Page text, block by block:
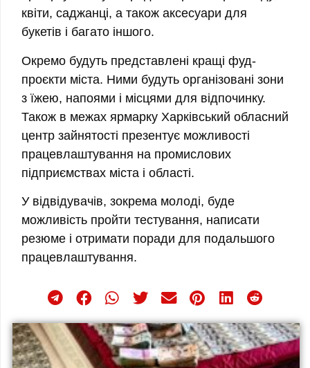
квіти, саджанці, а також аксесуари для
букетів і багато іншого.
Окремо будуть представлені кращі фуд-
проєкти міста. Ними будуть організовані зони
з їжею, напоями і місцями для відпочинку.
Також в межах ярмарку Харківський обласний
центр зайнятості презентує можливості
працевлаштування на промислових
підприємствах міста і області.
У відвідувачів, зокрема молоді, буде
можливість пройти тестування, написати
резюме і отримати поради для подальшого
працевлаштування.